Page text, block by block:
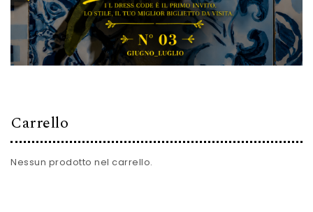
Carrello
Nessun prodotto nel carrello.